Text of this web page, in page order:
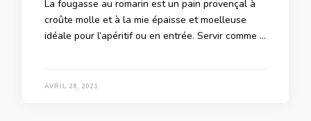
La fougasse au romarin est un pain provençal à
croûte molle et à la mie épaisse et moelleuse
idéale pour l’apéritif ou en entrée. Servir comme …
AVRIL 28, 2021